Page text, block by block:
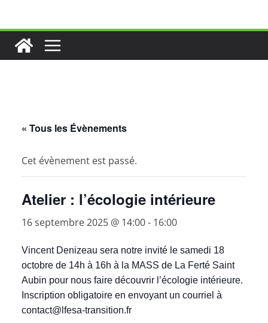
contenu
« Tous les Évènements
Cet évènement est passé.
Atelier : l’écologie intérieure
16 septembre 2025 @ 14:00- 16:00
Vincent Denizeau sera notre invité le samedi 18
octobre de 14h à 16h à la MASS de La Ferté Saint
Aubin pour nous faire découvrir l’écologie intérieure.
Inscription obligatoire en envoyant un courriel à
contact@lfesa-transition.fr